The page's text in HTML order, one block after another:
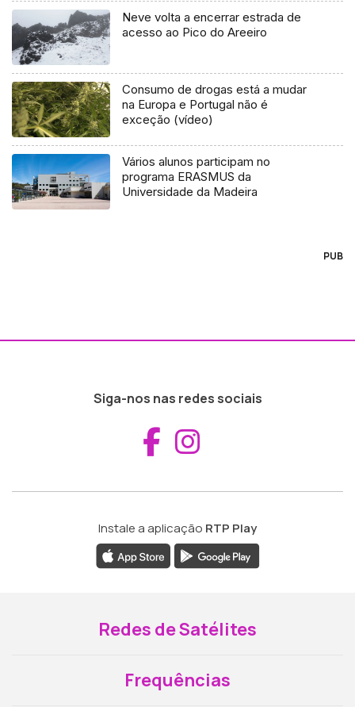
Neve volta a encerrar estrada de
acesso ao Pico do Areeiro
Consumo de drogas está a mudar
na Europa e Portugal não é
exceção (vídeo)
Vários alunos participam no
programa ERASMUS da
Universidade da Madeira
PUB
Siga-nos nas redes sociais
Aceder ao
Instale a aplicação RTP Play
Redes de Satélites
Frequências